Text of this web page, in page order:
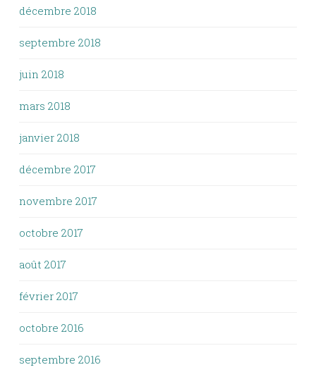
décembre 2018
septembre 2018
juin 2018
mars 2018
janvier 2018
décembre 2017
novembre 2017
octobre 2017
août 2017
février 2017
octobre 2016
septembre 2016